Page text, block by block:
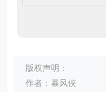
版权声明：
作者：暴风侠